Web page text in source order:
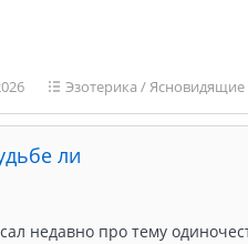
Эзотерика /Ясновидящие
ли
недавно про тему